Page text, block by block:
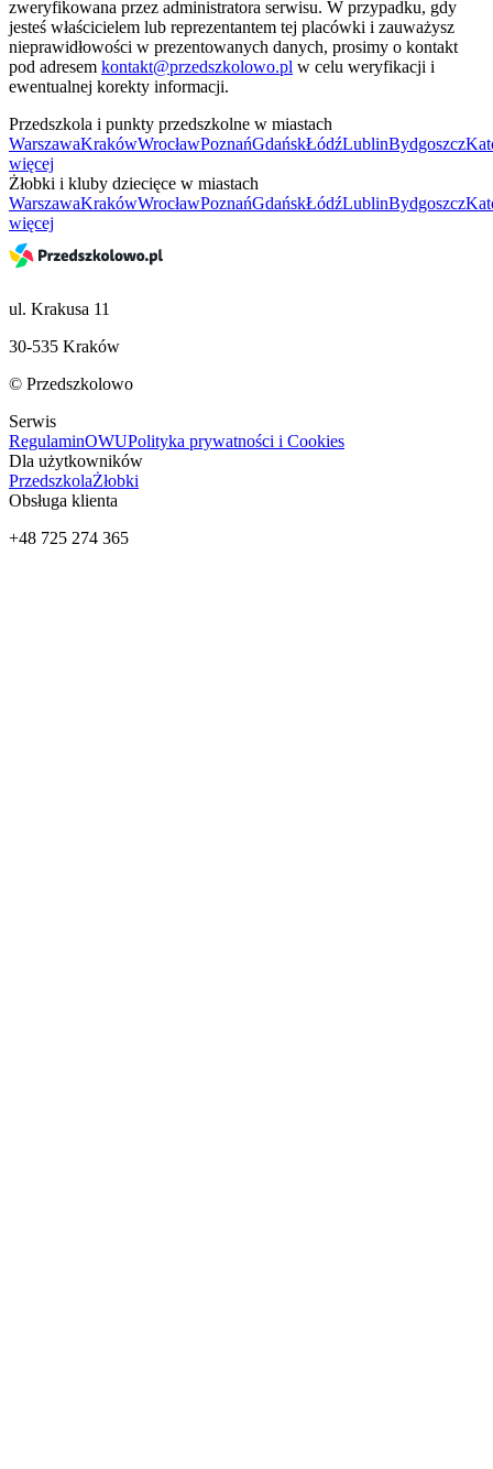
zweryfikowana przez administratora serwisu. W przypadku, gdy
jesteś właścicielem lub reprezentantem tej placówki i zauważysz
nieprawidłowości w prezentowanych danych, prosimy o kontakt
pod adresem kontakt@przedszkolowo.pl w celu weryfikacji i
ewentualnej korekty informacji.
Przedszkola i punkty przedszkolne w miastach
WarszawaKrakówWrocławPoznańGdańskŁódźLublinBydgoszcz
więcej
Żłobki i kluby dziecięce w miastach
WarszawaKrakówWrocławPoznańGdańskŁódźLublinBydgoszcz
więcej
ul. Krakusa 11
30-535 Kraków
© Przedszkolowo
Serwis
RegulaminOWUPolityka prywatności i Cookies
Dla użytkowników
PrzedszkolaŻłobki
Obsługa klienta
+48 725 274 365